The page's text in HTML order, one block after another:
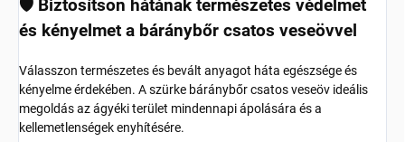
🛡️ Biztosítson hátának természetes védelmet
és kényelmet a báránybőr csatos veseövvel
Válasszon természetes és bevált anyagot háta egészsége és
kényelme érdekében. A szürke báránybőr csatos veseöv ideális
megoldás az ágyéki terület mindennapi ápolására és a
kellemetlenségek enyhítésére.